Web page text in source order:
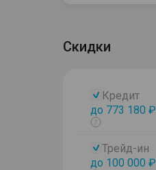
Скидки
Кредит
до 773 180 ₽
Показать
Трейд-ин
до 100 000 ₽